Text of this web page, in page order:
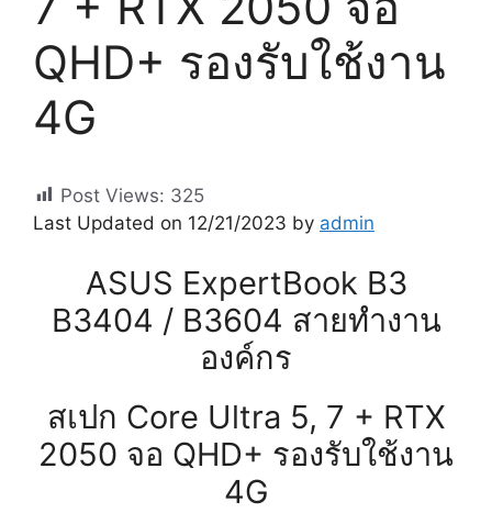
QHD+ รองรับใช้งาน
4G
Post Views: 325
Last Updated on 12/21/2023 by admin
ASUS ExpertBook B3
B3404 / B3604 สายทำงาน
องค์กร
สเปก Core Ultra 5, 7 + RTX
2050 จอ QHD+ รองรับใช้งาน
4G